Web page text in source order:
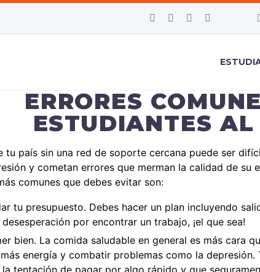
ERRORES
ESTUDIANTES
tu país sin una red de soporte cercana puede ser
y cometan errores que merman la calidad de su
comunes que debes evitar son:
tu presupuesto. Debes hacer un plan incluyendo
por encontrar un trabajo, ¡el que sea!
bien. La comida saludable en general es más cara
energía y combatir problemas como la